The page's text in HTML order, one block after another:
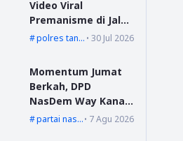
Video Viral
Premanisme di Jalur
Suoh Datangi Polsek
Wajib Lapor
polres tanggamus30 Jul 2026
Momentum Jumat
Berkah, DPD
NasDem Way Kanan
Sediakan Layanan
partai nasdem7 Agu 2026